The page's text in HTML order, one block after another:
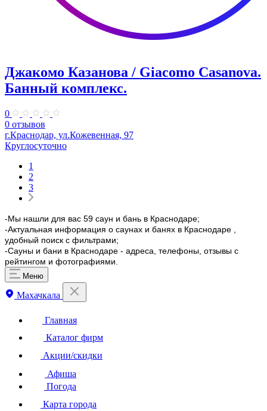
Джакомо Казанова / Giacomo Casanova.
Банный комплекс.
0
0 отзывов
г.Краснодар, ул.Кожевенная, 97
Круглосуточно
1
2
3
-Мы нашли для вас 59 саун и бань в Краснодаре;
-Актуальная информация о саунах и банях в Краснодаре ,
удобный поиск с фильтрами;
-Сауны и бани в Краснодаре - адреса, телефоны, отзывы с
рейтингом и фотографиями.
Меню
Махачкала
Главная
Каталог фирм
Акции/скидки
Афиша
Погода
Карта города